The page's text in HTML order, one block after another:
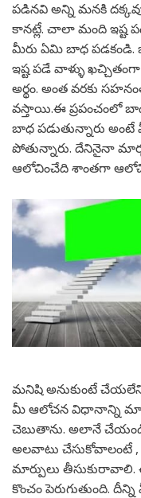
పడినవి అన్ని మనకి
కానట్లే. చాలా మంది ఇష్ట
మీరు ఏమి బాధ పడకండి.
ఇష్ట పడే వాళ్ళు
అర్థం. అంత వరకు
వస్తాయి.ఈ ప్రపంచంలో
బాధ పడుతున్నారు
పోతున్నారు. దేనినైనా
ఆలోచించేది శాంతగా
మనిషి అనుకుంటే
మీ ఆలోచన విధానాన్ని
చెబుతాను. అలానే
అలవాటు చేసుకోవాలంటే ,
మార్పులు తీసుకురావాలి.
కొంచం పెరుగుతుంది.